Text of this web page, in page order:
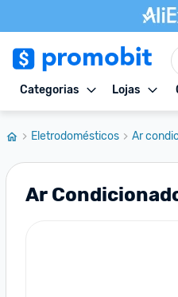
Categorias Lojas
Eletrodomésticos Ar
Ar